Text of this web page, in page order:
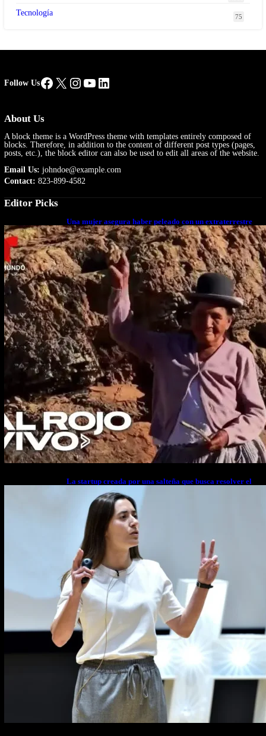
Tecnología 75
Follow UsFacebook
X Instagram
YouTube
LinkedIn
About Us
A block theme is a WordPress theme with templates entirely composed of
blocks. Therefore, in addition to the content of different post types (pages,
posts, etc.), the block editor can also be used to edit all areas of the website.
Email Us: johndoe@example.com
Contact: 823-899-4582
Editor Picks
Una mujer asegura haber peleado con un extraterrestre
cuerpo a cuerpo
La startup creada por una salteña que busca resolver el
estrés financiero en Latinoamérica